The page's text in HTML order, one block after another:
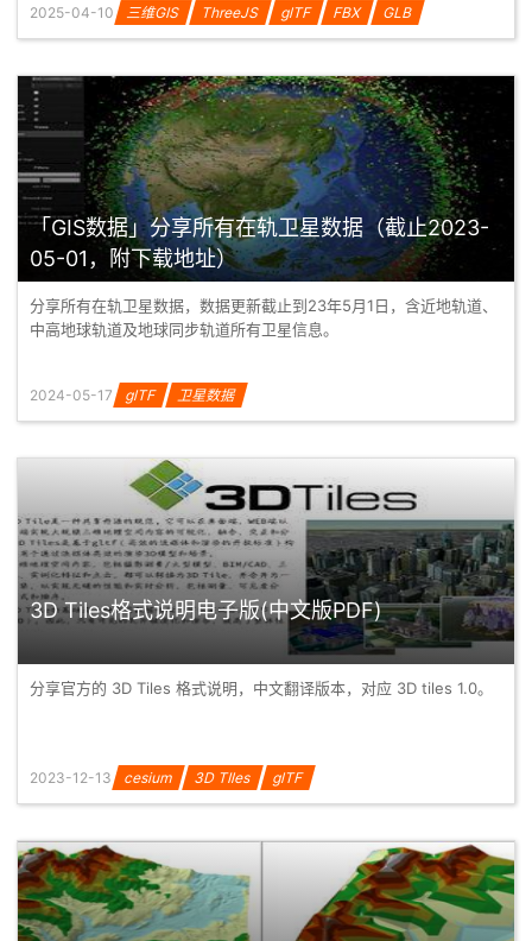
2025-04-10 三维GIS ThreeJS glTF FBX GLB
「GIS数据」分享所有在轨卫星数据（截止2023-
05-01，附下载地址）
分享所有在轨卫星数据，数据更新截止到23年5月1日，含近地轨道、
中高地球轨道及地球同步轨道所有卫星信息。
2024-05-17 glTF 卫星数据
3D Tiles格式说明电子版(中文版PDF)
分享官方的 3D Tiles 格式说明，中文翻译版本，对应 3D tiles 1.0。
2023-12-13 cesium 3D TIles glTF